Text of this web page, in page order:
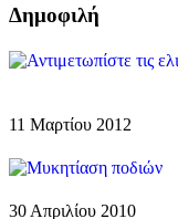
Δημοφιλή
11 Μαρτίου 2012
30 Απριλίου 2010